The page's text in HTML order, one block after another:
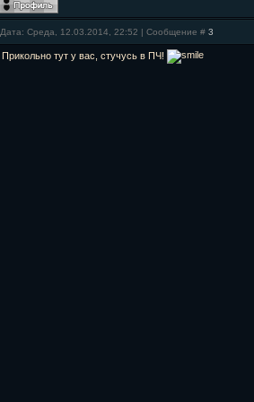
Дата: Среда, 12.03.2014, 22:52 | Сообщение # 3
Прикольно тут у вас, стучусь в ПЧ!